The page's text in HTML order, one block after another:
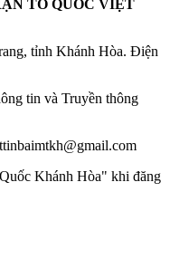
TỔ QUỐC VIỆT
tỉnh Khánh Hòa. Điện
tin và Truyền thông
Khánh Hòa" khi đăng